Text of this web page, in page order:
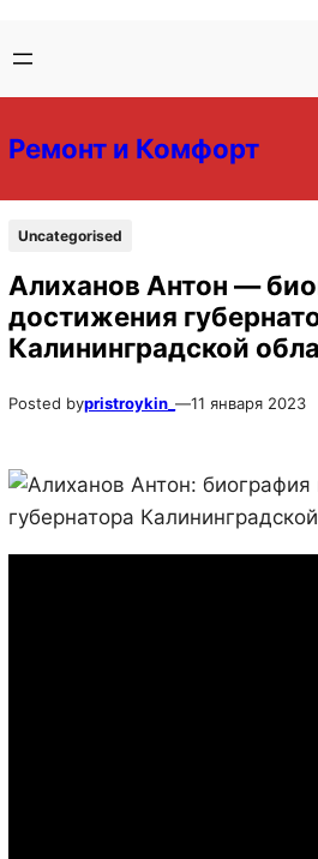
содержимому
содержимому
Ремонт и Комфорт
Uncategorised
Алиханов Антон —
достижения
Калининградской
Posted bypristroykin_ —11 января 2023